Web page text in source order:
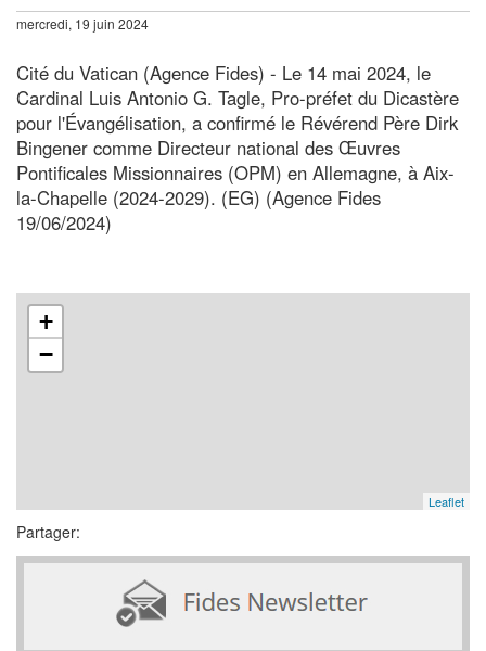
mercredi, 19 juin 2024
Cité du Vatican (Agence Fides) - Le 14 mai 2024, le
Cardinal Luis Antonio G. Tagle, Pro-préfet du Dicastère
pour l'Évangélisation, a confirmé le Révérend Père Dirk
Bingener comme Directeur national des Œuvres
Pontificales Missionnaires (OPM) en Allemagne, à Aix-
la-Chapelle (2024-2029). (EG) (Agence Fides
19/06/2024)
+
−
Leaflet
Partager: